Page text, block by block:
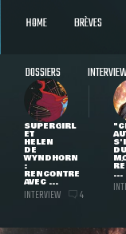
HOME BRÈVES
DOSSIERS
SUPERGIRL
ET
HELEN
DE
WYNDHORN
:
RENCONTRE
AVEC ...
INTERVIEW 4
DU
...